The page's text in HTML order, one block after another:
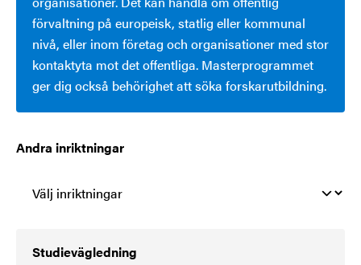
förvaltning på europeisk, statlig eller kommunal
nivå, eller inom företag och organisationer med stor
kontaktyta mot det offentliga. Masterprogrammet
ger dig också behörighet att söka forskarutbildning.
Andra inriktningar
Studievägledning